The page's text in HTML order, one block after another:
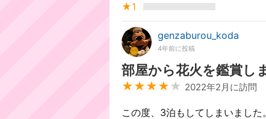
★1
genzaburou_koda
4年前に投稿
部屋から花火を鑑賞し
★★★★ ★ 2022年2月に訪問
この度、3泊もしてしまいまし